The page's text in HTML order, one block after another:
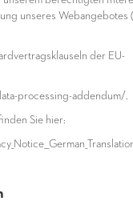
unseres Webangebotes
der EU-
processing-addendum/.
Sie hier: